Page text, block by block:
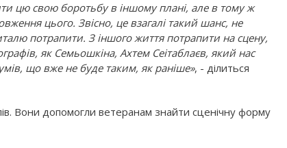
цю свою боротьбу в іншому плані, але в тому ж
цього. Звісно, це взагалі такий шанс, не
потрапити. З іншого життя потрапити на сцену,
як Семьошкіна, Ахтем Сеітаблаєв, який нас
що вже не буде таким, як раніше», - ділиться
Вони допомогли ветеранам знайти сценічну форму